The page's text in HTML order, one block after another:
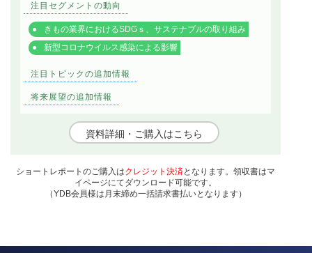
注目セグメントの動向
きもの業界におけるSDGｓ、サステナブルの取り組み
新型コロナウイルス感染による影響
注目トピックの追加情報
将来展望の追加情報
資料詳細・ご購入はこちら
ショートレポートのご購入はクレジット決済となります。領収書はマ
イページにてダウンロード可能です。
（YDB会員様は月末締め一括請求書払いとなります）